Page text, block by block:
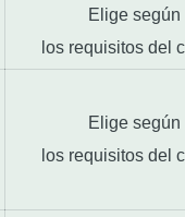
Elige según
los requisitos del
Elige según
los requisitos del